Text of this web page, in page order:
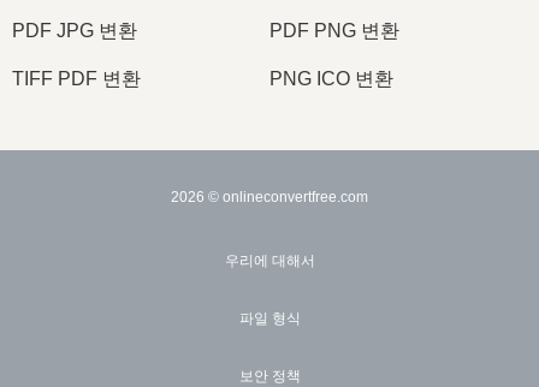
PDF JPG 변환 PDF PNG 변환
TIFF PDF 변환 PNG ICO 변환
2026 © onlineconvertfree.com
우리에 대해서
파일 형식
보안 정책